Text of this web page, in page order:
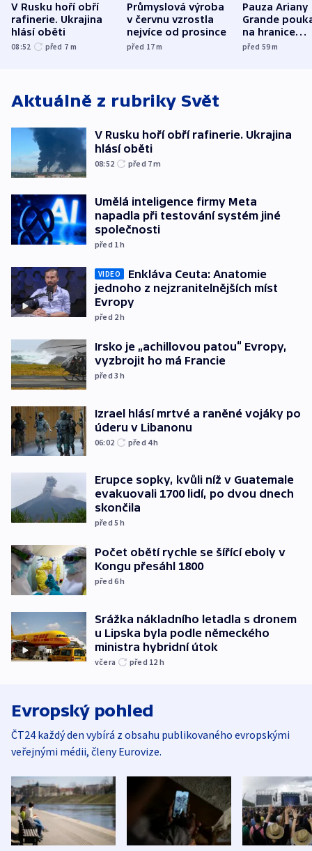
V Rusku hoří obří
rafinerie. Ukrajina
hlásí oběti
08:52 před 7 m
Průmyslová výroba
v červnu vzrostla
nejvíce od prosince
před 17m
Pauza Ariany
Grande
na hranice
před 59m
Aktuálně z rubriky Svět
V Rusku hoří obří rafinerie. Ukrajina
hlásí oběti
08:52 před 7m
Umělá inteligence firmy Meta
napadla při testování systém jiné
společnosti
před 1h
VIDEO
Enkláva Ceuta: Anatomie
jednoho z nejzranitelnějších míst
Evropy
před 2h
Irsko je „achillovou patou“ Evropy,
vyzbrojit ho má Francie
před 3h
Izrael hlásí mrtvé a raněné vojáky po
úderu v Libanonu
06:02 před 4h
Erupce sopky, kvůli níž v Guatemale
evakuovali 1700 lidí, po dvou dnech
skončila
před 5h
Počet obětí rychle se šířící eboly v
Kongu přesáhl 1800
před 6h
Srážka nákladního letadla s dronem
u Lipska byla podle německého
ministra hybridní útok
včera před 12 h
Evropský pohled
ČT24 každý den vybírá z obsahu publikovaného evropskými
veřejnými médii, členy Eurovize.